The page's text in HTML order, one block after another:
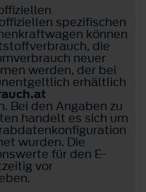
spezifischen
können
die
neuer
werden, der bei
erhältlich
Bei den Angaben zu
handelt es sich um
wurden. Die
für den E-
vor